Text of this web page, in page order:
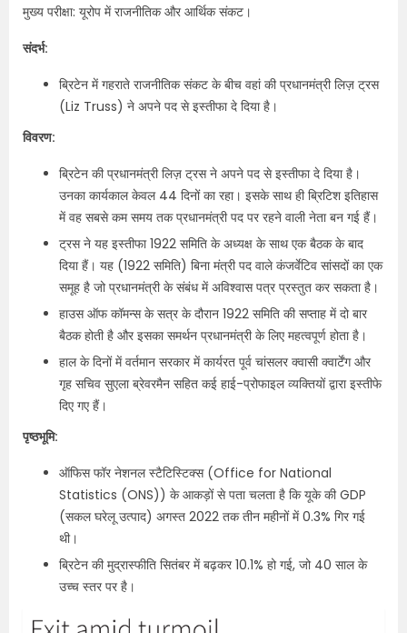
मुख्य परीक्षा: यूरोप में राजनीतिक और आर्थिक संकट।
संदर्भ:
ब्रिटेन में गहराते राजनीतिक संकट के बीच वहां की प्रधानमंत्री लिज़ ट्रस
(Liz Truss) ने अपने पद से इस्तीफा दे दिया है।
विवरण:
ब्रिटेन की प्रधानमंत्री लिज़ ट्रस ने अपने पद से इस्तीफा दे दिया है।
उनका कार्यकाल केवल 44 दिनों का रहा। इसके साथ ही ब्रिटिश इतिहास
में वह सबसे कम समय तक प्रधानमंत्री पद पर रहने वाली नेता बन गई हैं।
ट्रस ने यह इस्तीफा 1922 समिति के अध्यक्ष के साथ एक बैठक के बाद
दिया हैं। यह (1922 समिति) बिना मंत्री पद वाले कंजर्वेटिव सांसदों का एक
समूह है जो प्रधानमंत्री के संबंध में अविश्वास पत्र प्रस्तुत कर सकता है।
हाउस ऑफ कॉमन्स के सत्र के दौरान 1922 समिति की सप्ताह में दो बार
बैठक होती है और इसका समर्थन प्रधानमंत्री के लिए महत्वपूर्ण होता है।
हाल के दिनों में वर्तमान सरकार में कार्यरत पूर्व चांसलर क्वासी क्वार्टेंग और
गृह सचिव सुएला ब्रेवरमैन सहित कई हाई-प्रोफाइल व्यक्तियों द्वारा इस्तीफे
दिए गए हैं।
पृष्ठभूमि:
ऑफिस फॉर नेशनल स्टैटिस्टिक्स (Office for National
Statistics (ONS)) के आकड़ों से पता चलता है कि यूके की GDP
(सकल घरेलू उत्पाद) अगस्त 2022 तक तीन महीनों में 0.3% गिर गई
थी।
ब्रिटेन की मुद्रास्फीति सितंबर में बढ़कर 10.1% हो गई, जो 40 साल के
उच्च स्तर पर है।